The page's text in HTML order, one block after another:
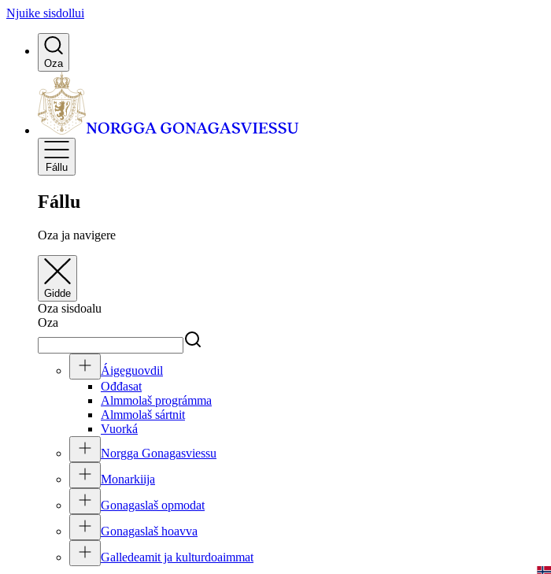
Njuike sisdollui
Oza
Fállu
Fállu
Oza ja navigere
Gidde
Oza sisdoalu
Oza
Áigeguovdil
Ođđasat
Almmolaš prográmma
Almmolaš sártnit
Vuorká
Norgga Gonagasviessu
Monarkiija
Gonagaslaš opmodat
Gonagaslaš hoavva
Galledeamit ja kulturdoaimmat